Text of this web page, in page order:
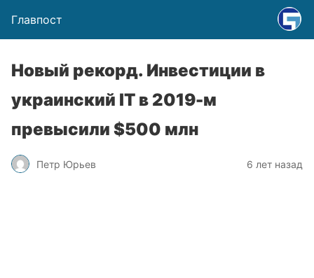
Главпост
Новый рекорд. Инвестиции в
украинский IT в 2019-м
превысили $500 млн
Петр Юрьев 6 лет назад